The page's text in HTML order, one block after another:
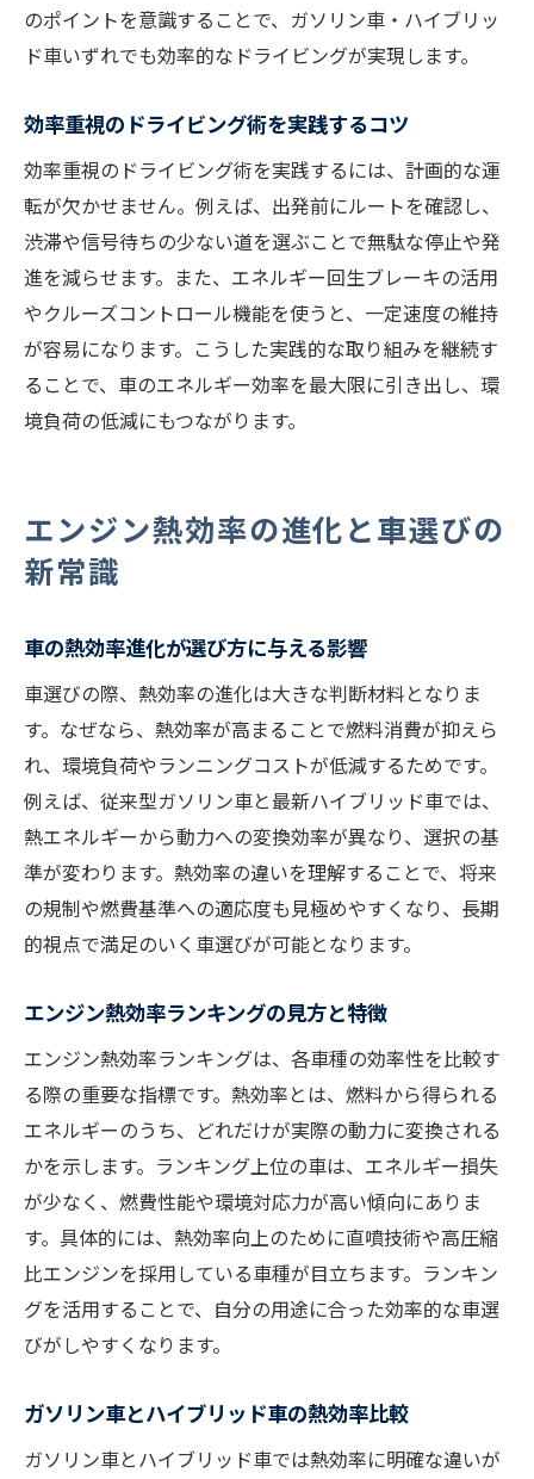
のポイントを意識することで、ガソリン車・ハイブリッ
ド車いずれでも効率的なドライビングが実現します。
効率重視のドライビング術を実践するコツ
効率重視のドライビング術を実践するには、計画的な運
転が欠かせません。例えば、出発前にルートを確認し、
渋滞や信号待ちの少ない道を選ぶことで無駄な停止や発
進を減らせます。また、エネルギー回生ブレーキの活用
やクルーズコントロール機能を使うと、一定速度の維持
が容易になります。こうした実践的な取り組みを継続す
ることで、車のエネルギー効率を最大限に引き出し、環
境負荷の低減にもつながります。
エンジン熱効率の進化と車選びの
新常識
車の熱効率進化が選び方に与える影響
車選びの際、熱効率の進化は大きな判断材料となりま
す。なぜなら、熱効率が高まることで燃料消費が抑えら
れ、環境負荷やランニングコストが低減するためです。
例えば、従来型ガソリン車と最新ハイブリッド車では、
熱エネルギーから動力への変換効率が異なり、選択の基
準が変わります。熱効率の違いを理解することで、将来
の規制や燃費基準への適応度も見極めやすくなり、長期
的視点で満足のいく車選びが可能となります。
エンジン熱効率ランキングの見方と特徴
エンジン熱効率ランキングは、各車種の効率性を比較す
る際の重要な指標です。熱効率とは、燃料から得られる
エネルギーのうち、どれだけが実際の動力に変換される
かを示します。ランキング上位の車は、エネルギー損失
が少なく、燃費性能や環境対応力が高い傾向にありま
す。具体的には、熱効率向上のために直噴技術や高圧縮
比エンジンを採用している車種が目立ちます。ランキン
グを活用することで、自分の用途に合った効率的な車選
びがしやすくなります。
ガソリン車とハイブリッド車の熱効率比較
ガソリン車とハイブリッド車では熱効率に明確な違いが